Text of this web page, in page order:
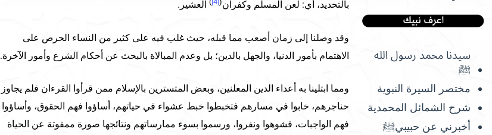
سيدنا محمد رسول الله
ﷺ
مختصر السيرة النبوية
شرح الشمائل المحمدية
أخبرني عن حبيبيﷺ
بالتحديد، أي: لعن المسلم وكفران
العشير.
وقد وصلنا إلى زمان أصعب مما قبله، حيث غلب فيه على كثير من النساء الحرص على
الاهتمام بأمور الدنيا، والجهل بالدين؛ بل وعدم المبالاة بالبحث عن أحكام الشرع وأمور الآخرة.
ومما ابتلينا به أعداء الدين المعلنين، وبعض المتسترين بالإسلام ممن قرأوا القرءان فلم يجاوز
حناجرهم، خابوا في مسارهم فتخبطوا خبط عشواء في حياتهم، أساؤوا فهم الحقوق، وأساؤوا
فهم الواجبات، فشوهوا ونفروا، ورسموا بسوء ممارساتهم ونتائجها صورة ممقوتة عن الحياة